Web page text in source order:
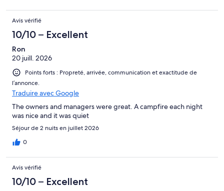
Avis vérifié
10/10 – Excellent
Ron
20 juill. 2026
Points forts : Propreté, arrivée, communication et exactitude de
l’annonce.
Traduire avec Google
The owners and managers were great. A campfire each night
was nice and it was quiet
Séjour de 2 nuits en juillet 2026
0
Avis vérifié
10/10 – Excellent